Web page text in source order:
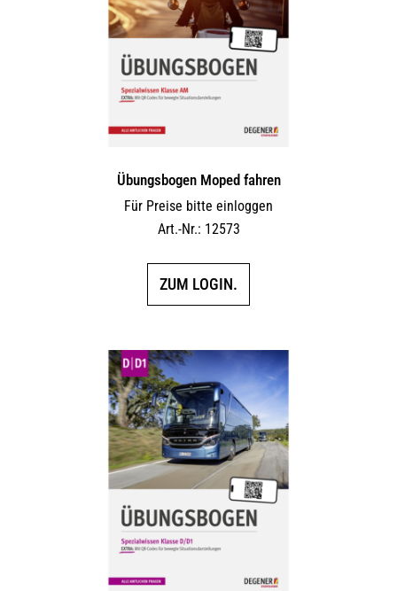
Übungsbogen Moped fahren
Für Preise bitte einloggen
Art.-Nr.: 12573
ZUM LOGIN.